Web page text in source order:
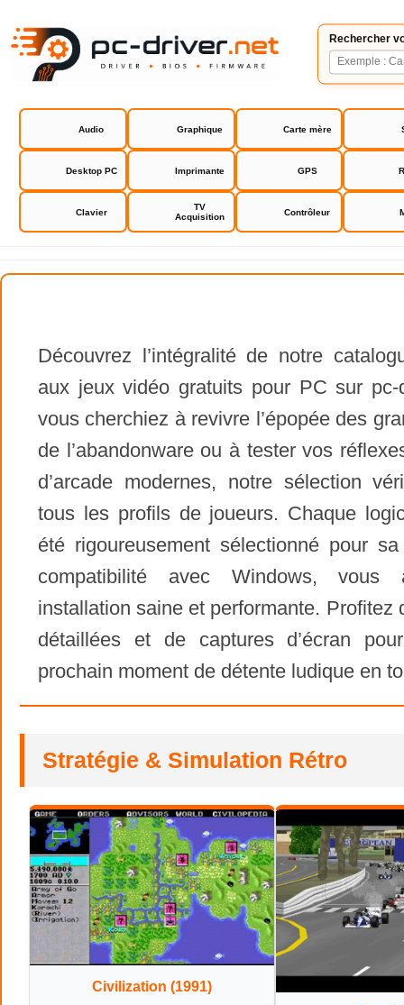
Rechercher
Audio Graphique Carte mère
Desktop PC Imprimante GPS
Clavier
TV
Acquisition
Contrôleur
Découvrez l’intégralité de notre
aux jeux vidéo gratuits pour PC sur pc-
vous cherchiez à revivre l’épopée des
de l’abandonware ou à tester vos
d’arcade modernes, notre sélection
tous les profils de joueurs. Chaque
été rigoureusement sélectionné pour
compatibilité avec Windows, vous
installation saine et performante. Profitez
détaillées et de captures d’écran
prochain moment de détente ludique en
Stratégie & Simulation Rétro
Civilization (1991)